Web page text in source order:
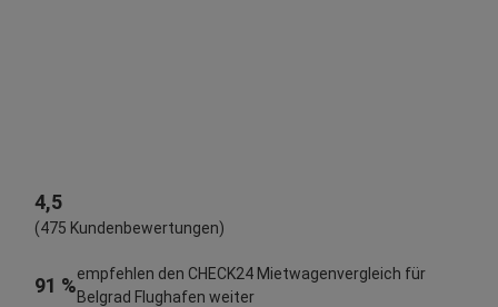
4,5
(475 Kundenbewertungen)
91 %
empfehlen den CHECK24 Mietwagenvergleich für
Belgrad Flughafen weiter